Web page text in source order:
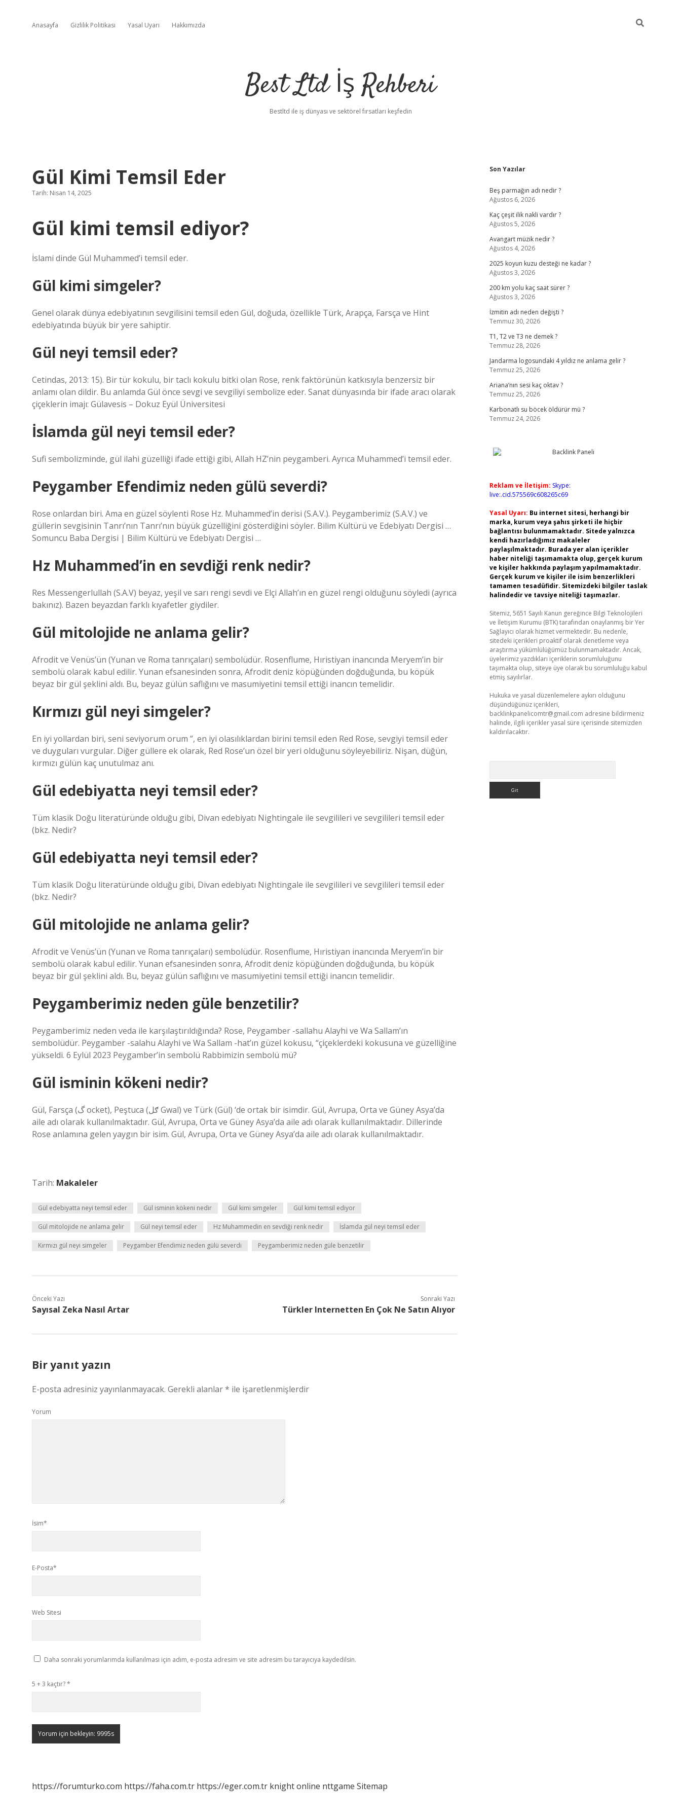
Anasayfa Gizlilik Politikası Yasal Uyarı Hakkımızda
Best Ltd İş Rehberi
Bestltd ile iş dünyası ve sektörel fırsatları keşfedin
Gül Kimi Temsil Eder
Tarih: Nisan 14, 2025
Gül kimi temsil ediyor?
İslami dinde Gül Muhammed’i temsil eder.
Gül kimi simgeler?
Genel olarak dünya edebiyatının sevgilisini temsil eden Gül, doğuda, özellikle Türk, Arapça, Farsça ve Hint
edebiyatında büyük bir yere sahiptir.
Gül neyi temsil eder?
Cetindas, 2013: 15). Bir tür kokulu, bir taclı kokulu bitki olan Rose, renk faktörünün katkısıyla benzersiz bir
anlamı olan dildir. Bu anlamda Gül önce sevgi ve sevgiliyi sembolize eder. Sanat dünyasında bir ifade aracı olarak
çiçeklerin imajı: Gülavesis – Dokuz Eyül Üniversitesi
İslamda gül neyi temsil eder?
Sufi sembolizminde, gül ilahi güzelliği ifade ettiği gibi, Allah HZ’nin peygamberi. Ayrıca Muhammed’i temsil eder.
Peygamber Efendimiz neden gülü severdi?
Rose onlardan biri. Ama en güzel söylenti Rose Hz. Muhammed’in derisi (S.A.V.). Peygamberimiz (S.A.V.) ve
güllerin sevgisinin Tanrı’nın Tanrı’nın büyük güzelliğini gösterdiğini söyler. Bilim Kültürü ve Edebiyatı Dergisi …
Somuncu Baba Dergisi | Bilim Kültürü ve Edebiyatı Dergisi …
Hz Muhammed’in en sevdiği renk nedir?
Res Messengerlullah (S.A.V) beyaz, yeşil ve sarı rengi sevdi ve Elçi Allah’ın en güzel rengi olduğunu söyledi (ayrıca
bakınız). Bazen beyazdan farklı kıyafetler giydiler.
Gül mitolojide ne anlama gelir?
Afrodit ve Venüs’ün (Yunan ve Roma tanrıçaları) sembolüdür. Rosenflume, Hıristiyan inancında Meryem’in bir
sembolü olarak kabul edilir. Yunan efsanesinden sonra, Afrodit deniz köpüğünden doğduğunda, bu köpük
beyaz bir gül şeklini aldı. Bu, beyaz gülün saflığını ve masumiyetini temsil ettiği inancın temelidir.
Kırmızı gül neyi simgeler?
En iyi yollardan biri, seni seviyorum orum ”, en iyi olasılıklardan birini temsil eden Red Rose, sevgiyi temsil eder
ve duyguları vurgular. Diğer güllere ek olarak, Red Rose’un özel bir yeri olduğunu söyleyebiliriz. Nişan, düğün,
kırmızı gülün kaç unutulmaz anı.
Gül edebiyatta neyi temsil eder?
Tüm klasik Doğu literatüründe olduğu gibi, Divan edebiyatı Nightingale ile sevgilileri ve sevgilileri temsil eder
(bkz. Nedir?
Gül edebiyatta neyi temsil eder?
Tüm klasik Doğu literatüründe olduğu gibi, Divan edebiyatı Nightingale ile sevgilileri ve sevgilileri temsil eder
(bkz. Nedir?
Gül mitolojide ne anlama gelir?
Afrodit ve Venüs’ün (Yunan ve Roma tanrıçaları) sembolüdür. Rosenflume, Hıristiyan inancında Meryem’in bir
sembolü olarak kabul edilir. Yunan efsanesinden sonra, Afrodit deniz köpüğünden doğduğunda, bu köpük
beyaz bir gül şeklini aldı. Bu, beyaz gülün saflığını ve masumiyetini temsil ettiği inancın temelidir.
Peygamberimiz neden güle benzetilir?
Peygamberimiz neden veda ile karşılaştırıldığında? Rose, Peygamber -sallahu Alayhi ve Wa Sallam’ın
sembolüdür. Peygamber -salahu Alayhi ve Wa Sallam -hat’ın güzel kokusu, “çiçeklerdeki kokusuna ve güzelliğine
yükseldi. 6 Eylül 2023 Peygamber’in sembolü Rabbimizin sembolü mü?
Gül isminin kökeni nedir?
Gül, Farsça (گ ocket), Peştuca (ګل Gwal) ve Türk (Gül) ‘de ortak bir isimdir. Gül, Avrupa, Orta ve Güney Asya’da
aile adı olarak kullanılmaktadır. Gül, Avrupa, Orta ve Güney Asya’da aile adı olarak kullanılmaktadır. Dillerinde
Rose anlamına gelen yaygın bir isim. Gül, Avrupa, Orta ve Güney Asya’da aile adı olarak kullanılmaktadır.
Tarih: Makaleler
Gül edebiyatta neyi temsil eder Gül isminin kökeni nedir Gül kimi simgeler Gül kimi temsil ediyor
Gül mitolojide ne anlama gelir Gül neyi temsil eder Hz Muhammedin en sevdiği renk nedir İslamda gül neyi temsil eder
Kırmızı gül neyi simgeler Peygamber Efendimiz neden gülü severdi Peygamberimiz neden güle benzetilir
Önceki Yazı
Sayısal Zeka Nasıl Artar
Sonraki Yazı
Türkler Internetten En Çok Ne Satın Alıyor
Bir yanıt yazın
E-posta adresiniz yayınlanmayacak. Gerekli alanlar* ile işaretlenmişlerdir
Yorum
İsim*
E-Posta*
Web Sitesi
Daha sonraki yorumlarımda kullanılması için adım, e-posta adresim ve site adresim bu tarayıcıya kaydedilsin.
5 + 3 kaçtır?*
https://forumturko.com https://faha.com.tr https://eger.com.tr knight online nttgame Sitemap
Sidebar
Son Yazılar
Beş parmağın adı nedir ?
Ağustos 6, 2026
Kaç çeşit ilik nakli vardır ?
Ağustos 5, 2026
Avangart müzik nedir ?
Ağustos 4, 2026
2025 koyun kuzu desteği ne kadar ?
Ağustos 3, 2026
200 km yolu kaç saat sürer ?
Ağustos 3, 2026
İzmitin adı neden değişti ?
Temmuz 30, 2026
T1, T2 ve T3 ne demek ?
Temmuz 28, 2026
Jandarma logosundaki 4 yıldız ne anlama gelir ?
Temmuz 25, 2026
Ariana’nın sesi kaç oktav ?
Temmuz 25, 2026
Karbonatlı su böcek öldürür mü ?
Temmuz 24, 2026
Reklam ve İletişim: Skype:
live:.cid.575569c608265c69
Yasal Uyarı: Bu internet sitesi, herhangi bir
marka, kurum veya şahıs şirketi ile hiçbir
bağlantısı bulunmamaktadır. Sitede yalnızca
kendi hazırladığımız makaleler
paylaşılmaktadır. Burada yer alan içerikler
haber niteliği taşımamakta olup, gerçek kurum
ve kişiler hakkında paylaşım yapılmamaktadır.
Gerçek kurum ve kişiler ile isim benzerlikleri
tamamen tesadüfidir. Sitemizdeki bilgiler taslak
halindedir ve tavsiye niteliği taşımazlar.
Sitemiz, 5651 Sayılı Kanun gereğince Bilgi Teknolojileri
ve İletişim Kurumu (BTK) tarafından onaylanmış bir Yer
Sağlayıcı olarak hizmet vermektedir. Bu nedenle,
sitedeki içerikleri proaktif olarak denetleme veya
araştırma yükümlülüğümüz bulunmamaktadır. Ancak,
üyelerimiz yazdıkları içeriklerin sorumluluğunu
taşımakta olup, siteye üye olarak bu sorumluluğu kabul
etmiş sayılırlar.
Hukuka ve yasal düzenlemelere aykırı olduğunu
düşündüğünüz içerikleri,
backlinkpanelicomtr@gmail.com adresine bildirmeniz
halinde, ilgili içerikler yasal süre içerisinde sitemizden
kaldırılacaktır.